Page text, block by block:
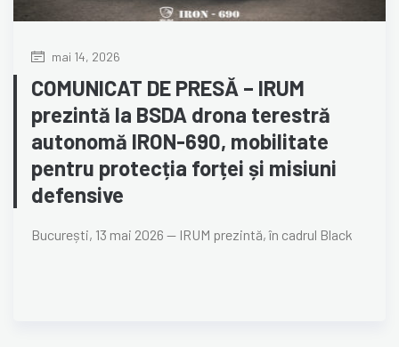
mai 14, 2026
COMUNICAT DE PRESĂ – IRUM
prezintă la BSDA drona terestră
autonomă IRON-690, mobilitate
pentru protecția forței și misiuni
defensive
București, 13 mai 2026 — IRUM prezintă, în cadrul Black